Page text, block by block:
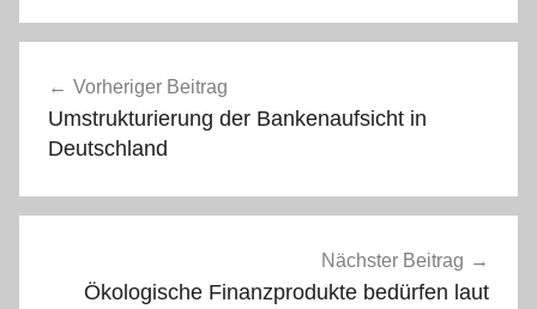
Vorheriger Beitrag
Umstrukturierung der Bankenaufsicht in
Deutschland
Nächster Beitrag
Ökologische Finanzprodukte bedürfen laut